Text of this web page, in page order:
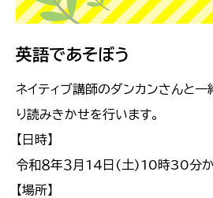
英語であそぼう
ネイティブ講師のダンカンさんと
り読みきかせを行います。
【日時】
令和８年３月14日(土)10時30分
【場所】